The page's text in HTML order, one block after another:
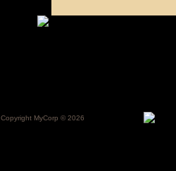
Copyright MyCorp © 2026